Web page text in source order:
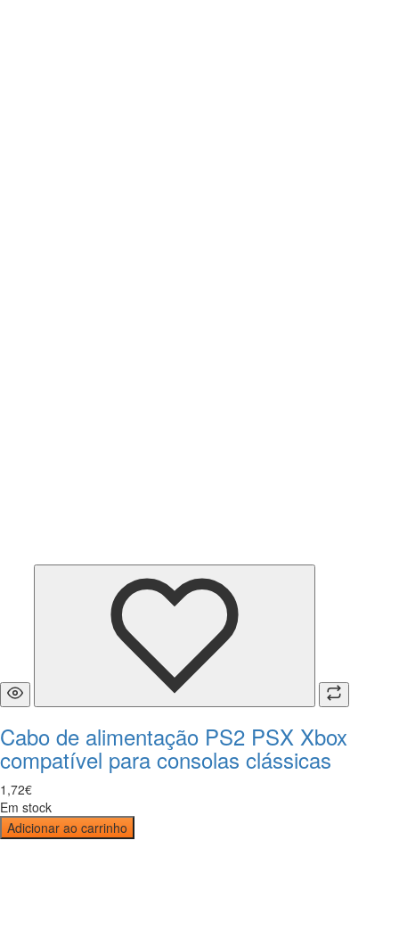
Cabo de alimentação PS2 PSX Xbox
compatível para consolas clássicas
1 ,72€
Em stock
Adicionar ao carrinho